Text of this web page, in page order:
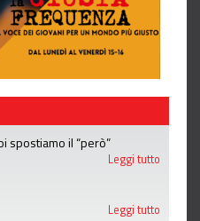
spostiamo il “però”
Leggi tutto
Leggi tutto